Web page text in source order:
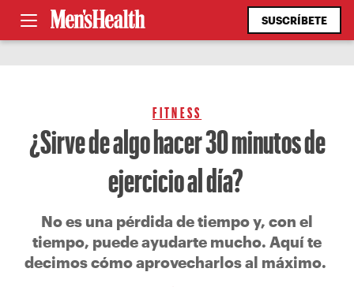
SUSCRÍBETE
FITNESS
¿Sirve de algo hacer 30 minutos de
ejercicio al día?
No es una pérdida de tiempo y, con el
tiempo, puede ayudarte mucho. Aquí te
decimos cómo aprovecharlos al máximo.